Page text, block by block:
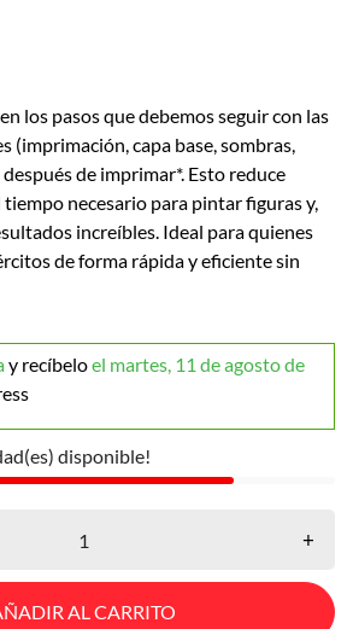
los pasos que debemos seguir con las
(imprimación, capa base, sombras,
de imprimar*. Esto reduce
necesario para pintar figuras y,
increíbles. Ideal para quienes
de forma rápida y eficiente sin
y recíbeloel martes, 11 de agosto de
disponible!
+
AL CARRITO